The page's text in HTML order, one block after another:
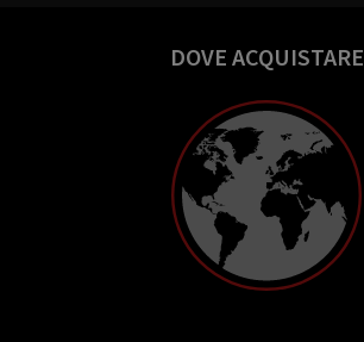
DOVE ACQUISTARE